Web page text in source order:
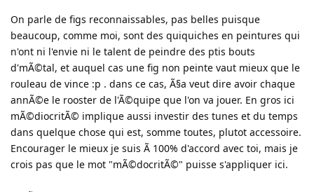
On parle de figs reconnaissables, pas belles puisque
beaucoup, comme moi, sont des quiquiches en peintures qui
n'ont ni l'envie ni le talent de peindre des ptis bouts
d'mÃ©tal, et auquel cas une fig non peinte vaut mieux que le
rouleau de vince :p . dans ce cas, Ã§a veut dire avoir chaque
annÃ©e le rooster de l'Ã©quipe que l'on va jouer. En gros ici
mÃ©diocritÃ© implique aussi investir des tunes et du temps
dans quelque chose qui est, somme toutes, plutot accessoire.
Encourager le mieux je suis Ã 100% d'accord avec toi, mais je
crois pas que le mot "mÃ©docritÃ©" puisse s'appliquer ici.